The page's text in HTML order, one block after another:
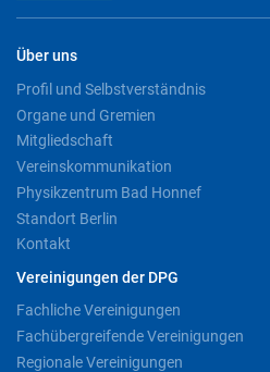
Über uns
Profil und Selbstverständnis
Organe und Gremien
Mitgliedschaft
Vereinskommunikation
Physikzentrum Bad Honnef
Standort Berlin
Kontakt
Vereinigungen der DPG
Fachliche Vereinigungen
Fachübergreifende Vereinigungen
Regionale Vereinigungen